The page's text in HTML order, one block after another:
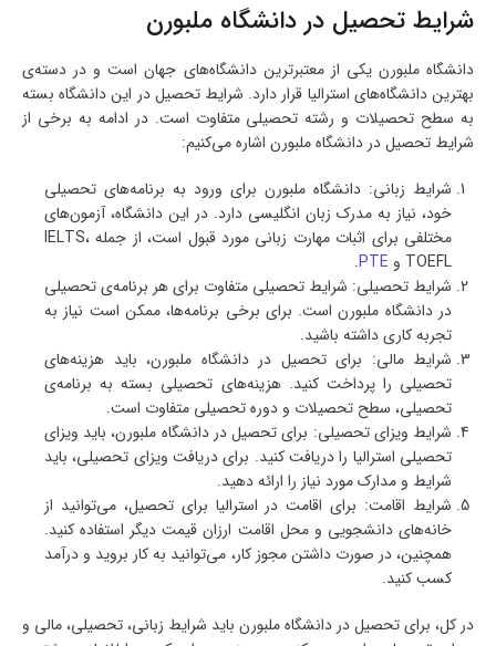
شرایط تحصیل در دانشگاه ملبورن
دانشگاه ملبورن یکی از معتبرترین دانشگاه‌های جهان است و در دسته‌ی
بهترین دانشگاه‌های استرالیا قرار دارد. شرایط تحصیل در این دانشگاه بسته
به سطح تحصیلات و رشته تحصیلی متفاوت است. در ادامه به برخی از
شرایط تحصیل در دانشگاه ملبورن اشاره می‌کنیم:
شرایط زبانی: دانشگاه ملبورن برای ورود به برنامه‌های تحصیلی
خود، نیاز به مدرک زبان انگلیسی دارد. در این دانشگاه، آزمون‌های
مختلفی برای اثبات مهارت زبانی مورد قبول است، از جمله IELTS،
TOEFL و
PTE
.
شرایط تحصیلی: شرایط تحصیلی متفاوت برای هر برنامه‌ی تحصیلی
در دانشگاه ملبورن است. برای برخی برنامه‌ها، ممکن است نیاز به
تجربه کاری داشته باشید.
شرایط مالی: برای تحصیل در دانشگاه ملبورن، باید هزینه‌های
تحصیلی را پرداخت کنید. هزینه‌های تحصیلی بسته به برنامه‌ی
تحصیلی، سطح تحصیلات و دوره تحصیلی متفاوت است.
شرایط ویزای تحصیلی: برای تحصیل در دانشگاه ملبورن، باید ویزای
تحصیلی استرالیا را دریافت کنید. برای دریافت ویزای تحصیلی، باید
شرایط و مدارک مورد نیاز را ارائه دهید.
شرایط اقامت: برای اقامت در استرالیا برای تحصیل، می‌توانید از
خانه‌های دانشجویی و محل اقامت ارزان قیمت دیگر استفاده کنید.
همچنین، در صورت داشتن مجوز کار، می‌توانید به کار بروید و درآمد
کسب کنید.
در کل، برای تحصیل در دانشگاه ملبورن باید شرایط زبانی، تحصیلی، مالی و